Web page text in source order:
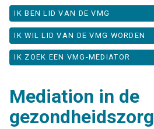
IK BEN LID VAN DE VMG
IK WIL LID VAN DE VMG WORDEN
IK ZOEK EEN VMG-MEDIATOR
Mediation in de
gezondheidszorg